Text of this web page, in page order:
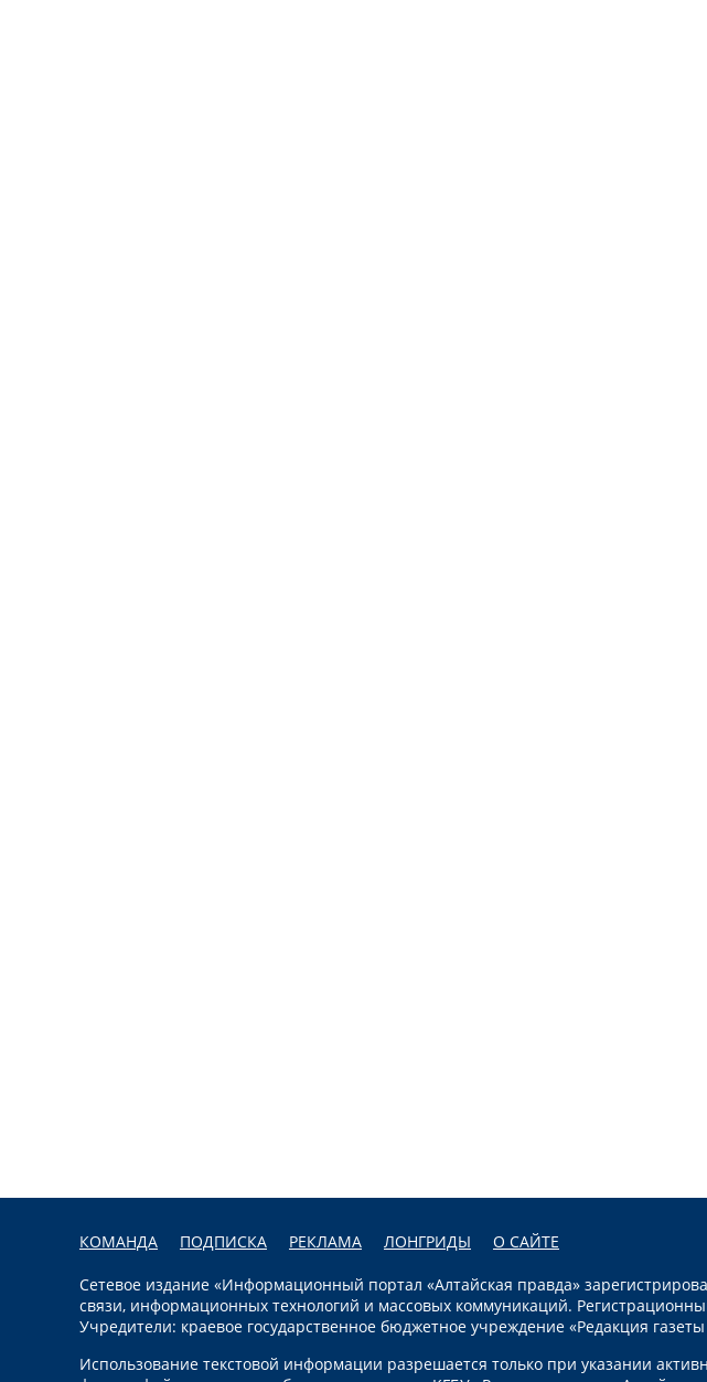
КОМАНДА ПОДПИСКА РЕКЛАМА ЛОНГРИДЫ О САЙТЕ
Сетевое издание «Информационный портал «Алтайская правда»
связи, информационных технологий и массовых коммуникаций.
Учредители: краевое государственное бюджетное учреждение «Редакция
Использование текстовой информации разрешается только при указании